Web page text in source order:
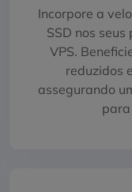
Incorpore a
SSD nos
VPS.
reduzidos
assegurando